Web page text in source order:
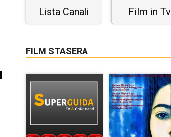
Lista Canali Film in Tv
FILM STASERA